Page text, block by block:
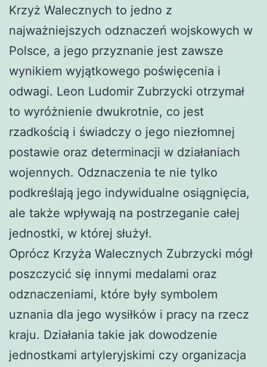
Krzyż Walecznych to jedno z
najważniejszych odznaczeń wojskowych w
Polsce, a jego przyznanie jest zawsze
wynikiem wyjątkowego poświęcenia i
odwagi. Leon Ludomir Zubrzycki otrzymał
to wyróżnienie dwukrotnie, co jest
rzadkością i świadczy o jego niezłomnej
postawie oraz determinacji w działaniach
wojennych. Odznaczenia te nie tylko
podkreślają jego indywidualne osiągnięcia,
ale także wpływają na postrzeganie całej
jednostki, w której służył.
Oprócz Krzyża Walecznych Zubrzycki mógł
poszczycić się innymi medalami oraz
odznaczeniami, które były symbolem
uznania dla jego wysiłków i pracy na rzecz
kraju. Działania takie jak dowodzenie
jednostkami artyleryjskimi czy organizacja